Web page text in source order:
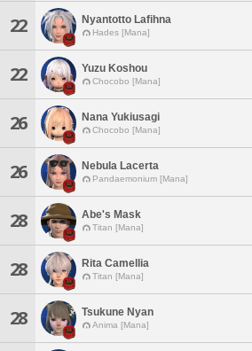
22 Nyantotto Lafihna
Hades [Mana]
22 Yuzu Koshou
Chocobo [Mana]
26 Nana Yukiusagi
Chocobo [Mana]
26 Nebula Lacerta
Pandaemonium [Mana]
28 Abe's Mask
Titan [Mana]
28 Rita Camellia
Titan [Mana]
28 Tsukune Nyan
Anima [Mana]